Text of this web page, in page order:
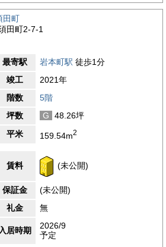
田町
田町2-7-1
最寄駅 岩本町駅 徒歩1分
竣工
2021年
階数
5階
坪数
G
48.26坪
平米
159.54m2
賃料 (未公開)
保証金
(未公開)
礼金
無
入居時期
2026/9
予定